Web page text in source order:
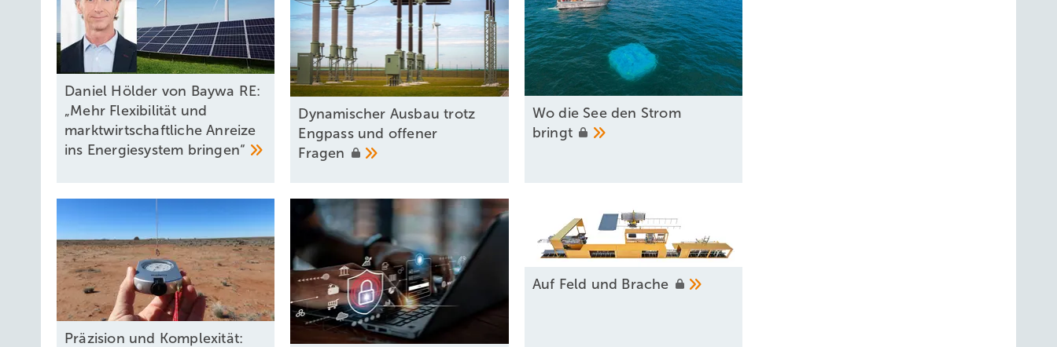
Daniel Hölder von Baywa RE:
„Mehr Flexibilität und
marktwirtschaftliche Anreize
ins Energiesystem bringen“
Dy namischer Ausbau trotz
Engpass und offener
Fragen
Wo die See den Strom
bringt
Präzision und Komplexität:
Auf Feld und Brache